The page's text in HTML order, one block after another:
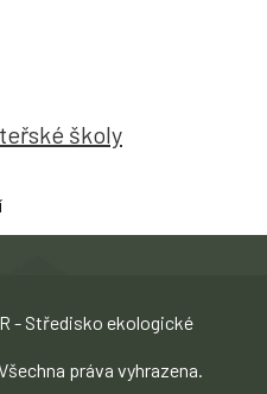
školy
- Středisko ekologické
práva vyhrazena.